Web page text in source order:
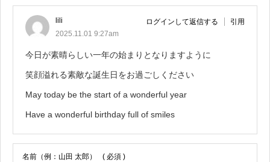
lili
2025.11.01 9:27am
ログインして返信する 引用
今日が素晴らしい一年の始まりとなりますように
笑顔溢れる素敵な誕生日をお過ごしください
May today be the start of a wonderful year
Have a wonderful birthday full of smiles
名前（例：山田 太郎） ( 必須 )